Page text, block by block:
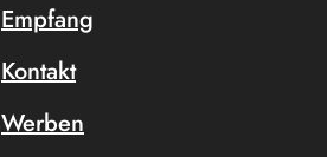
Empfang
Kontakt
Werben